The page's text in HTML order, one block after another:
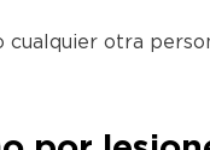
otra